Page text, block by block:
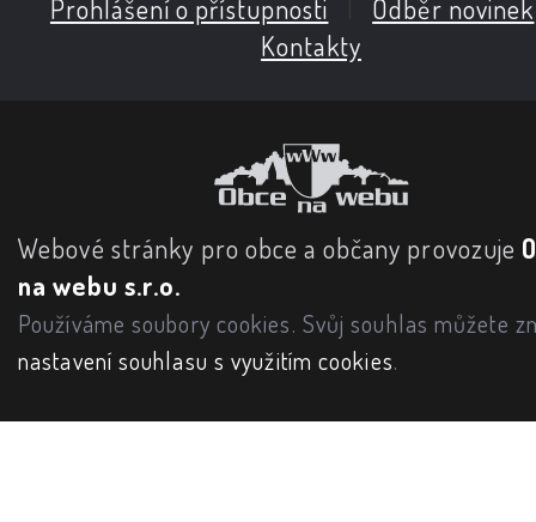
Prohlášení o přístupnosti Odběr novinek
Kontakty
Webové stránky pro obce a občany provozuje
na webu s.r.o.
Používáme soubory cookies. Svůj souhlas můžete
nastavení souhlasu s využitím cookies.